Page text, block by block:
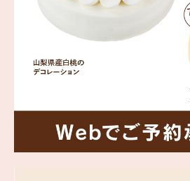
岳や末広がりを意味す
雄大な八ヶ岳山麓の自
る、こだわりのスイー